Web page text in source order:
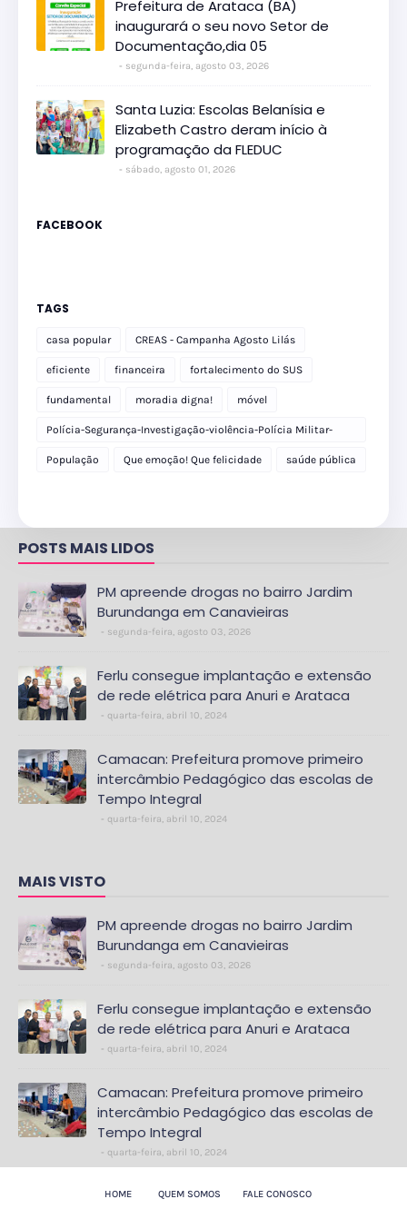
Prefeitura de Arataca (BA)
inaugurará o seu novo Setor de
Documentação,dia 05
segunda-feira, agosto 03, 2026
Santa Luzia: Escolas Belanísia e
Elizabeth Castro deram início à
programação da FLEDUC
sábado, agosto 01, 2026
FACEBOOK
TAGS
casa popular CREAS - Campanha Agosto Lilás
eficiente financeira fortalecimento do SUS
fundamental moradia digna! móvel
Polícia-Segurança-Investigação-violência-Polícia Militar-
delegacia
População Que emoção! Que felicidade saúde pública
POSTS MAIS LIDOS
PM apreende drogas no bairro Jardim
Burundanga em Canavieiras
segunda-feira, agosto 03, 2026
Ferlu consegue implantação e extensão
de rede elétrica para Anuri e Arataca
quarta-feira, abril 10, 2024
Camacan: Prefeitura promove primeiro
intercâmbio Pedagógico das escolas de
Tempo Integral
quarta-feira, abril 10, 2024
MAIS VISTO
PM apreende drogas no bairro Jardim
Burundanga em Canavieiras
segunda-feira, agosto 03, 2026
Ferlu consegue implantação e extensão
de rede elétrica para Anuri e Arataca
quarta-feira, abril 10, 2024
Camacan: Prefeitura promove primeiro
intercâmbio Pedagógico das escolas de
Tempo Integral
quarta-feira, abril 10, 2024
HOME QUEM SOMOS FALE CONOSCO